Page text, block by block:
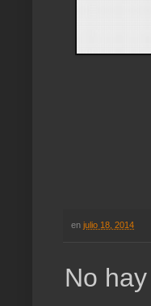
en julio 18, 2014
No